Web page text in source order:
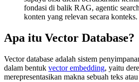
fondasi di balik RAG, agentic
konten yang relevan secara konteks.
Apa itu Vector Database?
Vector database adalah sistem
dalam bentuk vector embedding, yaitu
merepresentasikan makna sebuah teks